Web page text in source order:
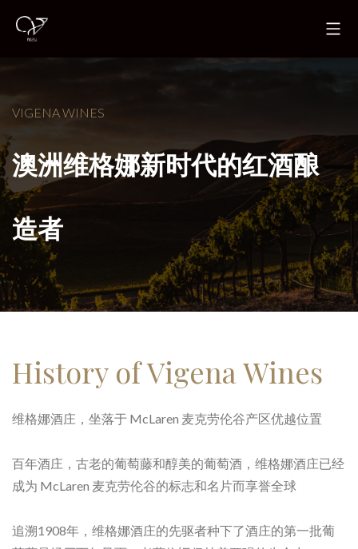
VIGENA WINES
澳洲维格娜新时代的红酒酿
造者
History of Vigena Wines
维格娜酒庄，坐落于 McLaren 麦克劳伦谷产区优越位置
百年酒庄，古老的葡萄藤和醇美的葡萄酒，维格娜酒庄已经
成为 McLaren 麦克劳伦谷的标志和名片而享誉全球
追溯1908年，维格娜酒庄的先驱者种下了酒庄的第一批葡